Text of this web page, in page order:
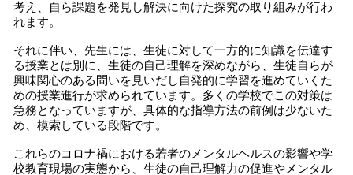
考え、自ら課題を発見し解決に向けた探究の取り組みが行わ
れます。
それに伴い、先生には、生徒に対して一方的に知識を伝達す
る授業とは別に、生徒の自己理解を深めながら、生徒自らが
興味関心のある問いを見いだし自発的に学習を進めていくた
めの授業進行が求められています。多くの学校でこの対策は
急務となっていますが、具体的な指導方法の前例は少ないた
め、模索している段階です。
これらのコロナ禍における若者のメンタルヘルスの影響や学
校教育現場の実態から、生徒の自己理解力の促進やメンタル